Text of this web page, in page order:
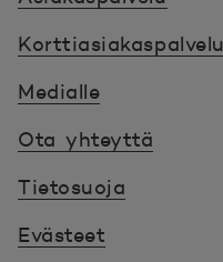
Korttiasiakaspalvelu
Medialle
Ota yhteyttä
Tietosuoja
Evästeet